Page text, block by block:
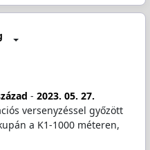
- 2023. 05. 27.
versenyzéssel győzött
a K1-1000 méteren,